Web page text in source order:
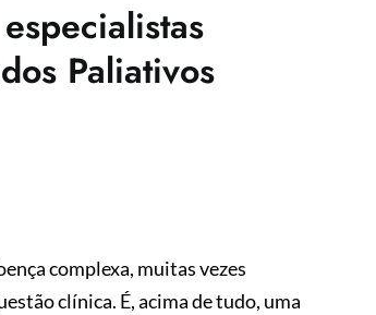
Paliativos
complexa, muitas vezes
clínica. É, acima de tudo, uma